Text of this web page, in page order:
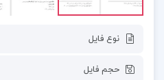
نوع فایل
حجم فایل